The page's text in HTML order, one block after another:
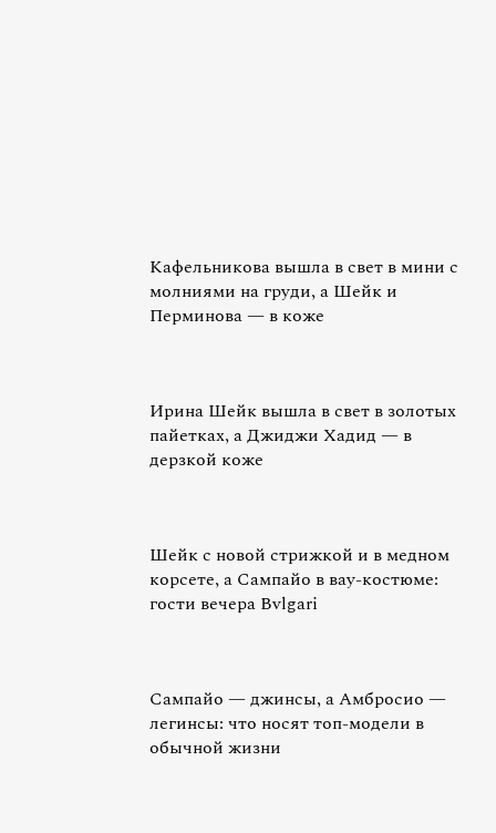
Кафельникова вышла в свет в мини с
молниями на груди, а Шейк и
Перминова — в коже
Ирина Шейк вышла в свет в золотых
пайетках, а Джиджи Хадид — в
дерзкой коже
Шейк с новой стрижкой и в медном
корсете, а Сампайо в вау-костюме:
гости вечера Bvlgari
Сампайо — джинсы, а Амбросио —
легинсы: что носят топ-модели в
обычной жизни